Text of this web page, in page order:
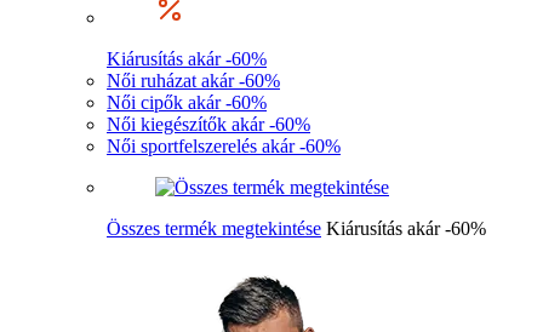
Kiárusítás akár -60%
Női ruházat akár -60%
Női cipők akár -60%
Női kiegészítők akár -60%
Női sportfelszerelés akár -60%
Összes termék megtekintése Kiárusítás akár -60%